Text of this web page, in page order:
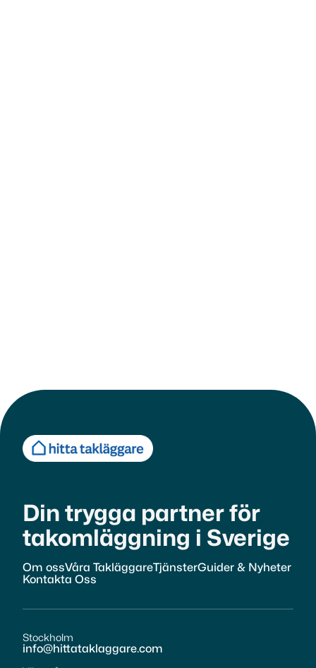
Din trygga partner för
takomläggning i Sverige
Om ossVåra TakläggareTjänsterGuider & Nyheter
Kontakta Oss
Stockholm
info@hittataklaggare.com